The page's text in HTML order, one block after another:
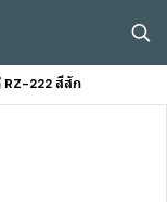
222 สีสัก